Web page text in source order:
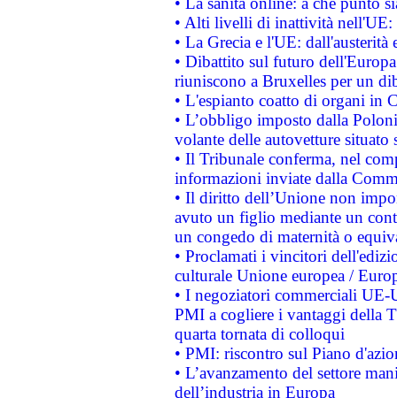
• Alti livelli di inattività nell'UE:
• La Grecia e l'UE: dall'austerità
• Dibattito sul futuro
riuniscono a Bruxelles per un
• L'espianto coatto di organi in
• L’obbligo imposto dalla
volante delle autovetture
• Il Tribunale conferma, nel
informazioni inviate dalla
• Il diritto dell’Unione non
avuto un figlio mediante un
un congedo di maternità o
• Proclamati i vincitori
culturale Unione europea /
• I negoziatori commerciali UE-
PMI a cogliere i vantaggi della
quarta tornata di colloqui
• PMI: riscontro sul Piano
• L’avanzamento del settore
dell’industria in Europa